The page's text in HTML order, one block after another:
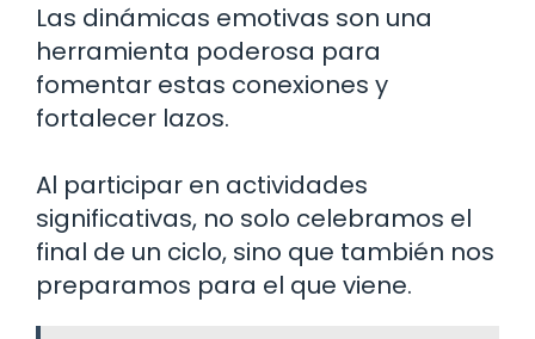
Las dinámicas emotivas son una
herramienta poderosa para
fomentar estas conexiones y
fortalecer lazos.
Al participar en actividades
significativas, no solo celebramos el
final de un ciclo, sino que también nos
preparamos para el que viene.